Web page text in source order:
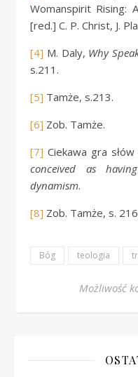
Womanspirit Rising:
[red.] C. P. Christ, J.
[4] M. Daly, Why
s.211.
[5] Tamże, s.213.
[6] Zob. Tamże.
[7] Ciekawa gra
conceived as
dynamism.
[8] Zob. Tamże, s.
Bóg teologia
Możliwość